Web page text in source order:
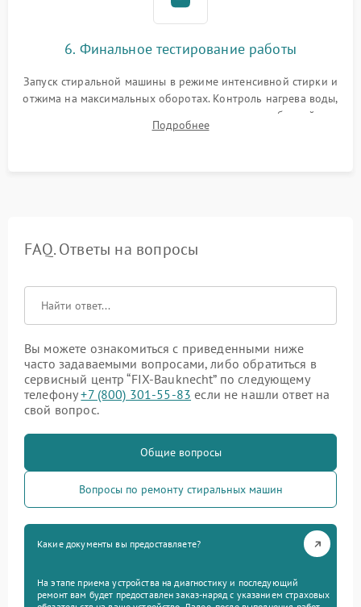
6. Финальное тестирование работы
Запуск стиральной машины в режиме интенсивной стирки и
отжима на максимальных оборотах. Контроль нагрева воды,
корректности слива, отсутствия излишних вибраций,
посторонних стуков и протечек под корпусом.
Подробнее
FAQ. Ответы на вопросы
Вы можете ознакомиться с приведенными ниже
часто задаваемыми вопросами, либо обратиться в
сервисный центр “FIX-Bauknecht” по следующему
телефону+7 (800) 301-55-83 если не нашли ответ на
свой вопрос.
Общие вопросы
Вопросы по ремонту стиральных машин
Какие документы вы предоставляете?
На этапе приема устройства на диагностику и последующий
ремонт вам будет предоставлен заказ-наряд с указанием страховых